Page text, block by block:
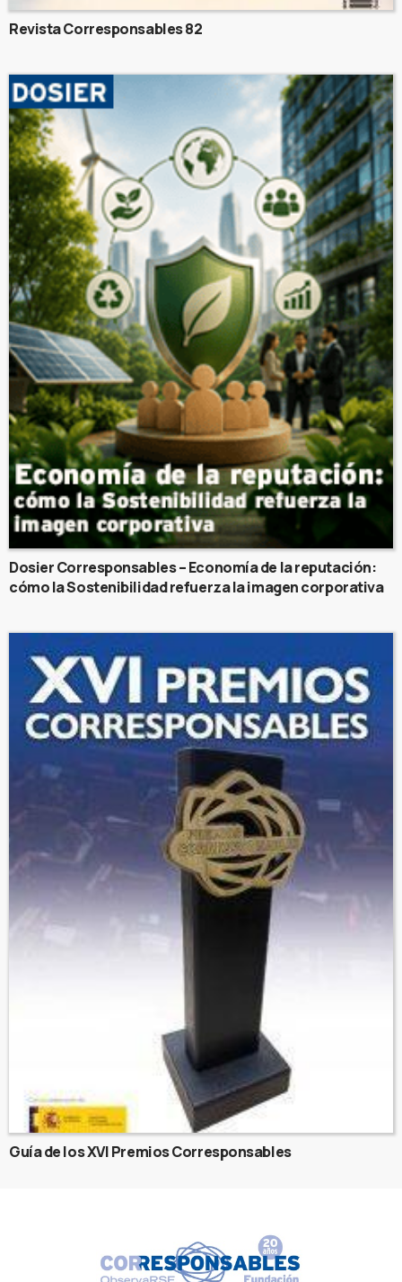
Revista Corresponsables 82
Dosier Corresponsables – Economía de la reputación:
cómo la Sostenibilidad refuerza la imagen corporativa
Guía de los XVI Premios Corresponsables